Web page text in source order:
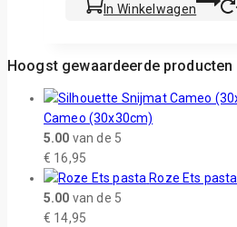
In Winkelwagen
Hoogst gewaardeerde producten
Cameo (30x30cm)
5.00 van de 5
€ 16,95
Roze Ets pasta
5.00 van de 5
€ 14,95